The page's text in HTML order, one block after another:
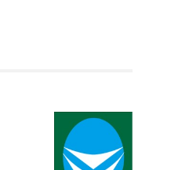
刊行物